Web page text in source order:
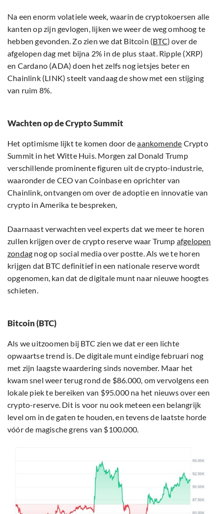
Na een enorm volatiele week, waarin de cryptokoersen alle
kanten op zijn gevlogen, lijken we weer de weg omhoog te
hebben gevonden. Zo zien we dat Bitcoin (BTC) over de
afgelopen dag met bijna 2% in de plus staat. Ripple (XRP)
en Cardano (ADA) doen het zelfs nog ietsjes beter en
Chainlink (LINK) steelt vandaag de show met een stijging
van ruim 8%.
Wachten op de Crypto Summit
Het optimisme lijkt te komen door deaankomende Crypto
Summit in het Witte Huis. Morgen zal Donald Trump
verschillende prominente figuren uit de crypto-industrie,
waaronder de CEO van Coinbase en oprichter van
Chainlink, ontvangen om over de adoptie en innovatie van
crypto in Amerika te bespreken,
Daarnaast verwachten veel experts dat we meer te horen
zullen krijgen over de crypto reserve waar Trump afgelopen
zondag nog op social media over postte. Als we te horen
krijgen dat BTC definitief in een nationale reserve wordt
opgenomen, kan dat de digitale munt naar nieuwe hoogtes
schieten.
Bitcoin (BTC)
Als we uitzoomen bij BTC zien we dat er een lichte
opwaartse trend is. De digitale munt eindige februari nog
met zijn laagste waardering sinds november. Maar het
kwam snel weer terug rond de $86.000, om vervolgens een
lokale piek te bereiken van $95.000 na het nieuws over een
crypto-reserve. Dit is voor nu ook meteen een belangrijk
level om in de gaten te houden, en tevens de laatste horde
vóór de magische grens van $100.000.